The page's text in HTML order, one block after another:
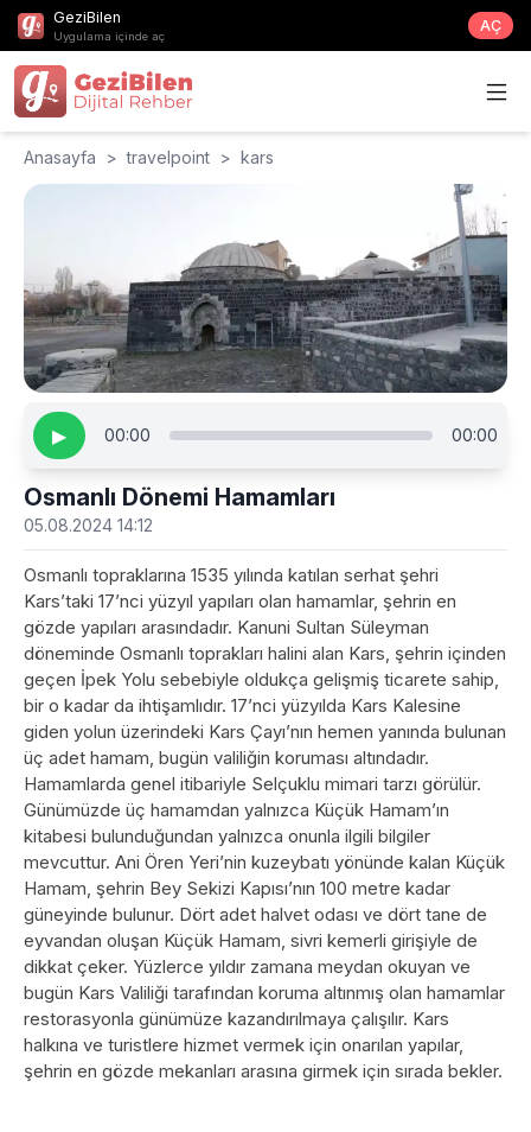
GeziBilen
Uygulama içinde aç
AÇ
Anasayfa > travelpoint > kars
▶ 00:00 00:00
Osmanlı Dönemi Hamamları
05.08.2024 14:12
Osmanlı topraklarına 1535 yılında katılan serhat şehri
Kars’taki 17’nci yüzyıl yapıları olan hamamlar, şehrin en
gözde yapıları arasındadır. Kanuni Sultan Süleyman
döneminde Osmanlı toprakları halini alan Kars, şehrin içinden
geçen İpek Yolu sebebiyle oldukça gelişmiş ticarete sahip,
bir o kadar da ihtişamlıdır. 17’nci yüzyılda Kars Kalesine
giden yolun üzerindeki Kars Çayı’nın hemen yanında bulunan
üç adet hamam, bugün valiliğin koruması altındadır.
Hamamlarda genel itibariyle Selçuklu mimari tarzı görülür.
Günümüzde üç hamamdan yalnızca Küçük Hamam’ın
kitabesi bulunduğundan yalnızca onunla ilgili bilgiler
mevcuttur. Ani Ören Yeri’nin kuzeybatı yönünde kalan Küçük
Hamam, şehrin Bey Sekizi Kapısı’nın 100 metre kadar
güneyinde bulunur. Dört adet halvet odası ve dört tane de
eyvandan oluşan Küçük Hamam, sivri kemerli girişiyle de
dikkat çeker. Yüzlerce yıldır zamana meydan okuyan ve
bugün Kars Valiliği tarafından koruma altınmış olan hamamlar
restorasyonla günümüze kazandırılmaya çalışılır. Kars
halkına ve turistlere hizmet vermek için onarılan yapılar,
şehrin en gözde mekanları arasına girmek için sırada bekler.